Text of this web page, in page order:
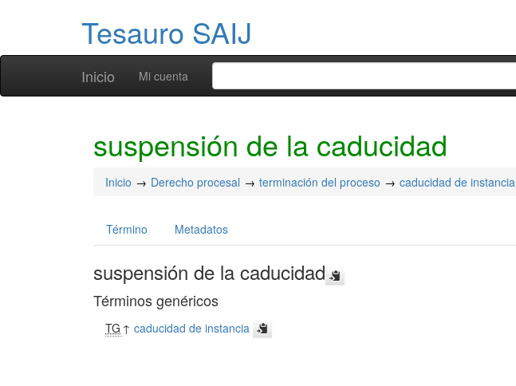
Tesauro SAIJ
Inicio Mi cuenta
suspensión de la caducidad
Inicio Derecho procesal terminación del proceso caducidad de instancia
Término Metadatos
suspensión de la caducidad
Términos genéricos
TG ↑caducidad de instancia